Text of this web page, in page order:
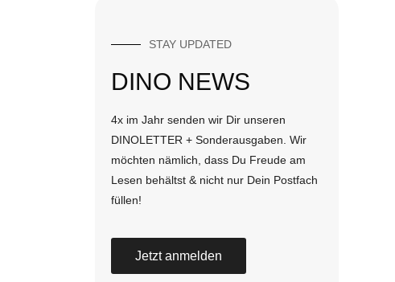
STAY UPDATED
DINO NEWS
4x im Jahr senden wir Dir unseren
DINOLETTER + Sonderausgaben. Wir
möchten nämlich, dass Du Freude am
Lesen behältst & nicht nur Dein Postfach
füllen!
Jetzt anmelden